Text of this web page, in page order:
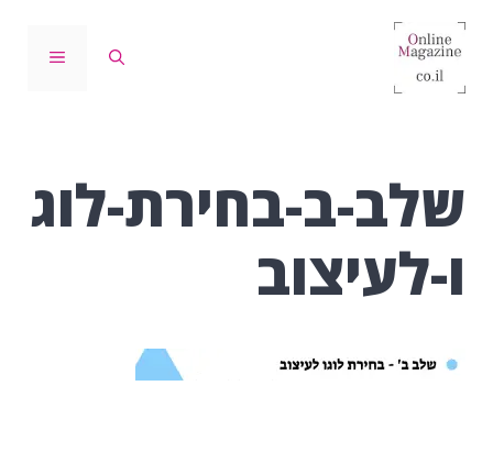
לדלג
לתוכן
תפריט
שלב-ב-בחירת-לוג
ו-לעיצוב